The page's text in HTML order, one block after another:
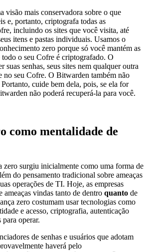
visão mais conservadora sobre o que
e, portanto, criptografa todas as
incluindo os sites que você visita, até
itens e pastas individuais. Usamos o
zero porque só você mantém as
o seu Cofre é criptografado. O
suas senhas, seus sites nem qualquer outra
no seu Cofre. O Bitwarden também não
Portanto, cuide bem dela, pois, se ela for
não poderá recuperá-la para você.
como mentalidade de
zero surgiu inicialmente como uma forma de
do pensamento tradicional sobre ameaças
operações de TI. Hoje, as empresas
ameaças vindas tanto de dentro quanto de
zero costumam usar tecnologias como
e acesso, criptografia, autenticação
operar.
de senhas e usuários que adotam
haverá pelo